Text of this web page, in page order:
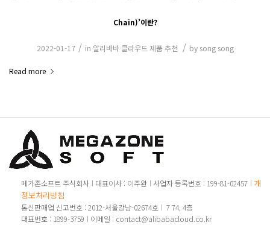
Chain)’이란?
2022-01-17 / in 알리바바 클라우드 제품 추천 / by song song
Read more
메가존소프트 주식회사 대표이사 : 이주완 사업자 등록번호 : 199-81-02457
개인
정보처리방침
통신판매업 신고번호 : 2012-서울강남-02674호
7 74, 4층
대표번호 : 1899-3759
이메일 : contact@alibabacloud.co.kr